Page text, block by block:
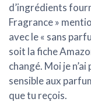
d’ingrédients
Fragrance »
avec le « sans
soit la fiche
changé. Moi je
sensible aux
que tu reçois.